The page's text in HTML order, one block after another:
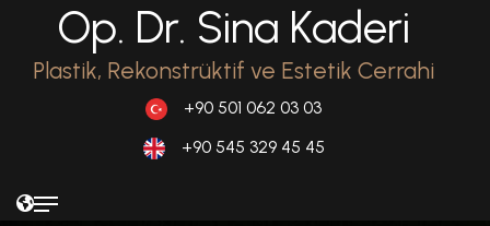
Op. Dr. Sina Kaderi
Plastik, Rekonstrüktif ve Estetik Cerrahi
+90 501 062 03 03
+90 545 329 45 45